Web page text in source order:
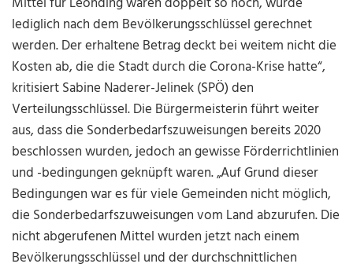
lediglich nach dem Bevölkerungsschlüssel gerechnet
werden. Der erhaltene Betrag deckt bei weitem nicht die
Kosten ab, die die Stadt durch die Corona-Krise hatte“,
kritisiert Sabine Naderer-Jelinek (SPÖ) den
Verteilungsschlüssel. Die Bürgermeisterin führt weiter
aus, dass die Sonderbedarfszuweisungen bereits 2020
beschlossen wurden, jedoch an gewisse Förderrichtlinien
und -bedingungen geknüpft waren. „Auf Grund dieser
Bedingungen war es für viele Gemeinden nicht möglich,
die Sonderbedarfszuweisungen vom Land abzurufen. Die
nicht abgerufenen Mittel wurden jetzt nach einem
Bevölkerungsschlüssel und der durchschnittlichen